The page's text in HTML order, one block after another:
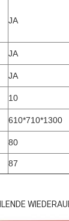
JA
JA
JA
10
610*710*1300
80
87